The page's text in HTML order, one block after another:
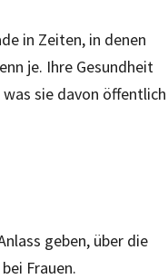
in Zeiten, in denen
je. Ihre Gesundheit
sie davon öffentlich
geben, über die
Frauen.